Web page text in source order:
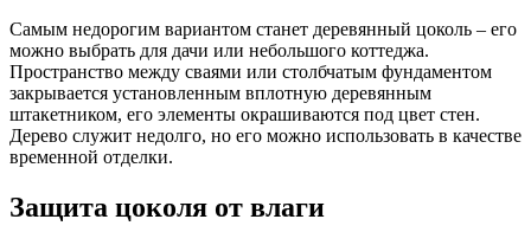
Самым недорогим вариантом станет деревянный цоколь – его
можно выбрать для дачи или небольшого коттеджа.
Пространство между сваями или столбчатым фундаментом
закрывается установленным вплотную деревянным
штакетником, его элементы окрашиваются под цвет стен.
Дерево служит недолго, но его можно использовать в качестве
временной отделки.
Защита цоколя от влаги